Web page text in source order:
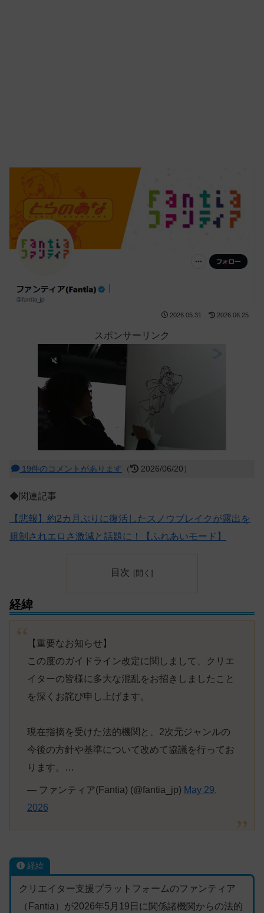
2026.05.31 2026.06.25
スポンサーリンク
19件のコメントがあります （ 2026/06/20）
◆関連記事
【悲報】約2カ月ぶりに復活したスノウブレイクが露出を
規制されエロさ激減と話題に！【ふれあいモード】
目次
経緯
【重要なお知らせ】
この度のガイドライン改定に関しまして、クリエ
イターの皆様に多大な混乱をお招きしましたこと
を深くお詫び申し上げます。
現在指摘を受けた法的機関と、2次元ジャンルの
今後の方針や基準について改めて協議を行ってお
ります。…
— ファンティア(Fantia) (@fantia_jp) May 29,
2026
経緯
クリエイター支援プラットフォームのファンティア
（Fantia）が2026年5月19日に関係諸機関からの法的